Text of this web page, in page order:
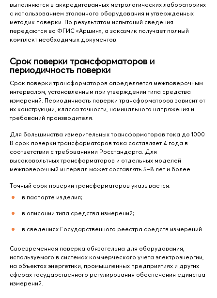
выполняются в аккредитованных метрологических лабораториях
с использованием эталонного оборудования и утвержденных
методик поверки. По результатам испытаний сведения
передаются во ФГИС «Аршин», а заказчик получает полный
комплект необходимых документов.
Срок поверки трансформаторов и
периодичность поверки
Срок поверки трансформаторов определяется межповерочным
интервалом, установленным при утверждении типа средства
измерений. Периодичность поверки трансформаторов зависит от
их конструкции, класса точности, номинального напряжения и
требований производителя.
Для большинства измерительных трансформаторов тока до 1000
В срок поверки трансформаторов тока составляет 4 года в
соответствии с требованиями Росстандарта. Для
высоковольтных трансформаторов и отдельных моделей
межповерочный интервал может составлять 5–8 лет и более.
Точный срок поверки трансформаторов указывается:
в паспорте изделия;
в описании типа средства измерений;
в сведениях Государственного реестра средств измерений.
Своевременная поверка обязательна для оборудования,
используемого в системах коммерческого учета электроэнергии,
на объектах энергетики, промышленных предприятиях и других
сферах государственного регулирования обеспечения единства
измерений.